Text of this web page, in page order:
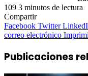
109 3 minutos de lectura
Compartir
Facebook Twitter
correo electrónico
Publicaciones